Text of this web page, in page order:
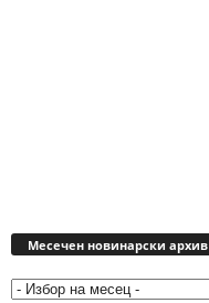
Месечен новинарски архив